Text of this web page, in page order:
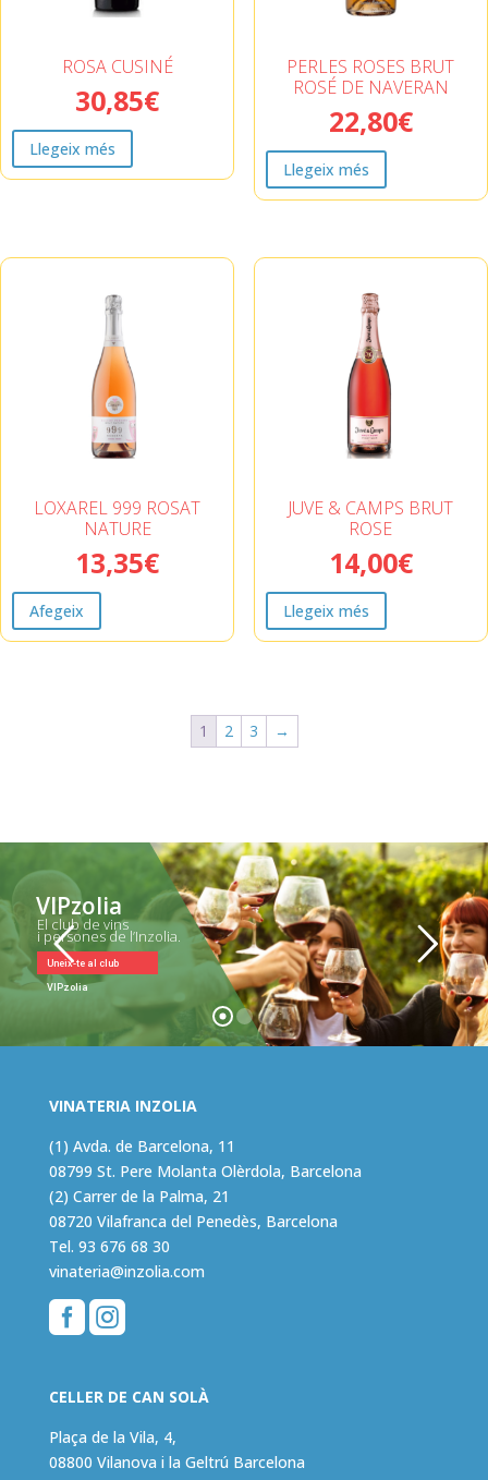
ROSA CUSINÉ
30,85€
Llegeix més
PERLES ROSES BRUT
ROSÉ DE NAVERAN
22,80€
Llegeix més
LOXAREL 999 ROSAT
NATURE
13,35€
Afegeix
JUVE & CAMPS BRUT
ROSE
14,00€
Llegeix més
1 2 3 →
VIPzolia
Uneix-te al club
VIPzolia
El club de vins
i persones de l’Inzolia.
VINATERIA INZOLIA
(1) Avda. de Barcelona, 11
08799 St. Pere Molanta Olèrdola, Barcelona
(2) Carrer de la Palma, 21
08720 Vilafranca del Penedès, Barcelona
Tel. 93 676 68 30
vinateria@inzolia.com

CELLER DE CAN SOLÀ
Plaça de la Vila, 4,
08800 Vilanova i la Geltrú Barcelona